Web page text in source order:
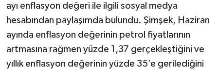
ayı enflasyon değeri ile ilgili sosyal medya
hesabından paylaşımda bulundu. Şimşek, Haziran
ayında enflasyon değerinin petrol fiyatlarının
artmasına rağmen yüzde 1,37 gerçekleştiğini ve
yıllık enflasyon değerinin yüzde 35’e gerilediğini